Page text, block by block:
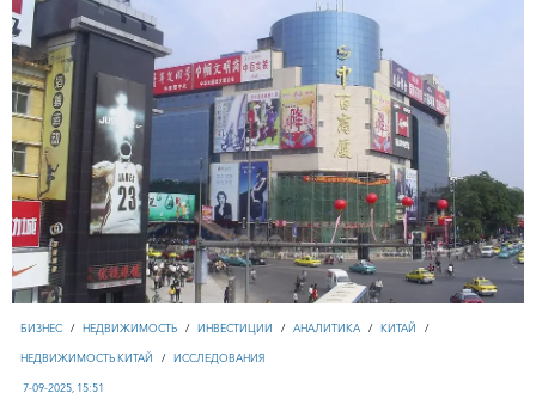
БИЗНЕС / НЕДВИЖИМОСТЬ / ИНВЕСТИЦИИ / АНАЛИТИКА / КИТАЙ /
НЕДВИЖИМОСТЬ КИТАЙ / ИССЛЕДОВАНИЯ
7-09-2025, 15:51